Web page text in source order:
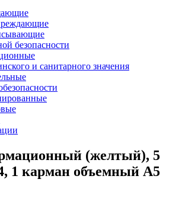
безопасности
и санитарного значения
(желтый), 5
1 карман объемный А5